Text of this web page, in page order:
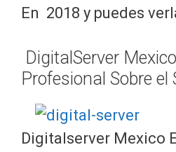
En 2018 y puedes
DigitalServer
Profesional Sobre el
Digitalserver Mexico